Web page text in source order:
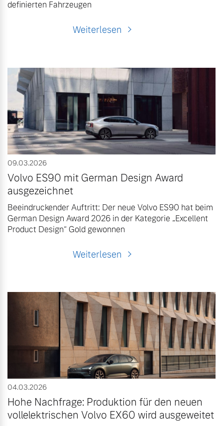
definierten Fahrzeugen
Weiterlesen
09.03.2026
Volvo ES90 mit German Design Award
ausgezeichnet
Beeindruckender Auftritt: Der neue Volvo ES90 hat beim
German Design Award 2026 in der Kategorie „Excellent
Product Design“ Gold gewonnen
Weiterlesen
04.03.2026
Hohe Nachfrage: Produktion für den neuen
vollelektrischen Volvo EX60 wird ausgeweitet